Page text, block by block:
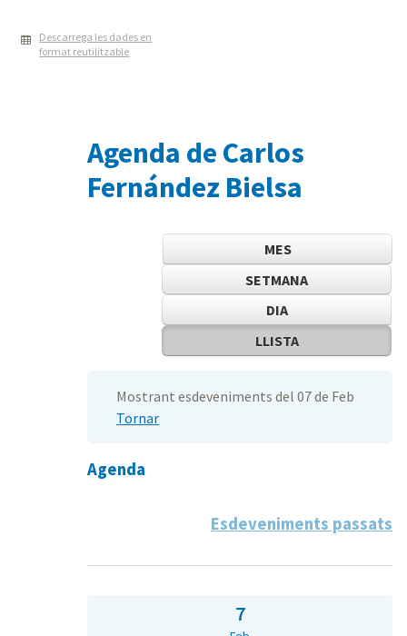
Descarrega les dades en
format reutilitzable
Agenda de Carlos
Fernández Bielsa
MES
SETMANA
DIA
LLISTA
Mostrant esdeveniments del 07 de Feb
Tornar
Agenda
Esdeveniments passats
7